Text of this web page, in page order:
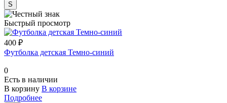
S
Быстрый просмотр
400 ₽
Футболка детская Темно-синий
0
Есть в наличии
В корзину В корзине
Подробнее